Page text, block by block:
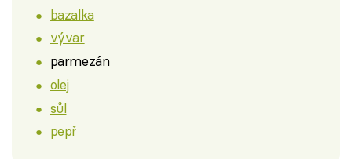
bazalka
vývar
parmezán
olej
sůl
pepř